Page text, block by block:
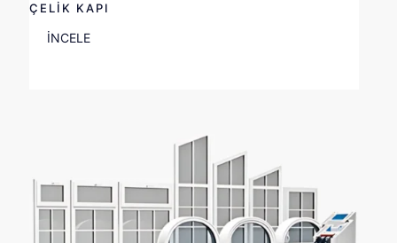
ÇELİK KAPI
İNCELE